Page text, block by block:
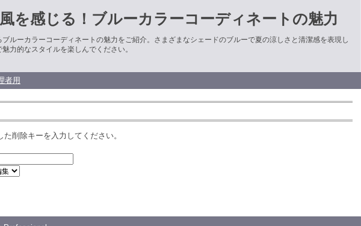
を感じる！ブルーカラーコーディネートの魅力
ルーカラーコーディネートの魅力をご紹介。さまざまなシェードのブルーで夏の涼しさと清潔感を表現し
力的なスタイルを楽しんでください。
者用
た削除キーを入力してください。